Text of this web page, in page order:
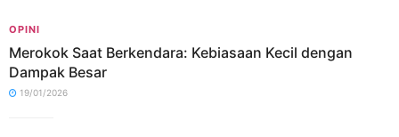
OPINI
Merokok Saat Berkendara: Kebiasaan Kecil dengan
Dampak Besar
19/01/2026